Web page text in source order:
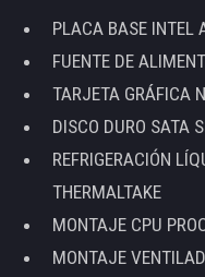
PLACA BASE INTEL
FUENTE DE
TARJETA GRÁFICA
DISCO DURO SATA
REFRIGERACIÓN
THERMALTAKE
MONTAJE CPU
MONTAJE